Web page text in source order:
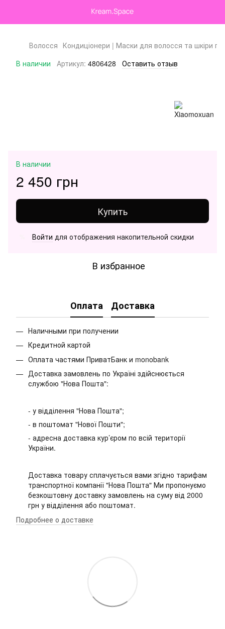
Волосся Кондиціонери | Маски для волосся та шкіри
В наличии
Артикул: 4806428 Оставить отзыв
В наличии
2 450 грн
Купить
Войти для отображения накопительной скидки
В избранное
Оплата Доставка
Наличными при получении
Кредитной картой
Оплата частями ПриватБанк и monobank
Доставка замовлень по Україні здійснюється
службою "Нова Пошта":
- у відділення "Нова Пошта";
- в поштомат "Нової Пошти";
- адресна доставка кур’єром по всій території
України.
Доставка товару сплачується вами згідно тарифам
транспортної компанії "Нова Пошта" Ми пропонуємо
безкоштовну доставку замовлень на суму від 2000
грн у відділення або поштомат.
Подробнее о доставке